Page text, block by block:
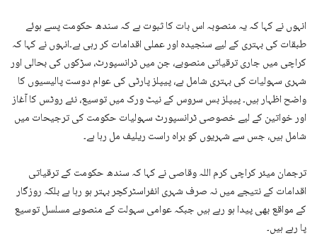
انہوں نے کہا کہ یہ منصوبہ اس بات کا ثبوت ہے کہ سندھ حکومت پسے ہوئے
طبقات کی بہتری کے لیے سنجیدہ اور عملی اقدامات کر رہی ہے۔انہوں نے کہا کہ
کراچی میں جاری ترقیاتی منصوبے، جن میں ٹرانسپورٹ، سڑکوں کی بحالی اور
شہری سہولیات کی بہتری شامل ہے، پیپلز پارٹی کی عوام دوست پالیسیوں کا
واضح اظہار ہیں۔ پیپلز بس سروس کے نیٹ ورک میں توسیع، نئے روٹس کا آغاز
اور خواتین کے لیے خصوصی ٹرانسپورٹ سہولیات حکومت کی ترجیحات میں
شامل ہیں، جس سے شہریوں کو براہ راست ریلیف مل رہا ہے۔
ترجمان میئر کراچی کرم اللہ وقاصی نے کہا کہ سندھ حکومت کے ترقیاتی
اقدامات کے نتیجے میں نہ صرف شہری انفراسٹرکچر بہتر ہو رہا ہے بلکہ روزگار
کے مواقع بھی پیدا ہو رہے ہیں جبکہ عوامی سہولت کے منصوبے مسلسل توسیع
پا رہے ہیں۔